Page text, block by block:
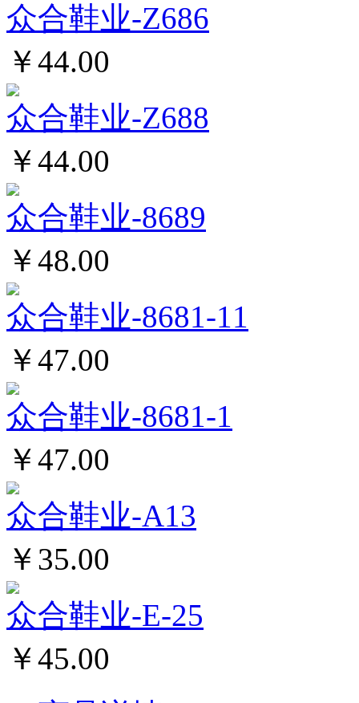
众合鞋业-Z686
￥44.00
众合鞋业-Z688
￥44.00
众合鞋业-8689
￥48.00
众合鞋业-8681-11
￥47.00
众合鞋业-8681-1
￥47.00
众合鞋业-A13
￥35.00
众合鞋业-E-25
￥45.00